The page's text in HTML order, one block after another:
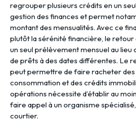
regrouper plusieurs crédits en un
gestion des finances et permet
montant des mensualités. Avec ce
plutôt la sérénité financière, le retour
un seul prélèvement mensuel au lieu
de prêts à des dates différentes. Le
peut permettre de faire racheter des
consommation et des crédits
opérations nécessite d’établir au
faire appel à un organisme
courtier.